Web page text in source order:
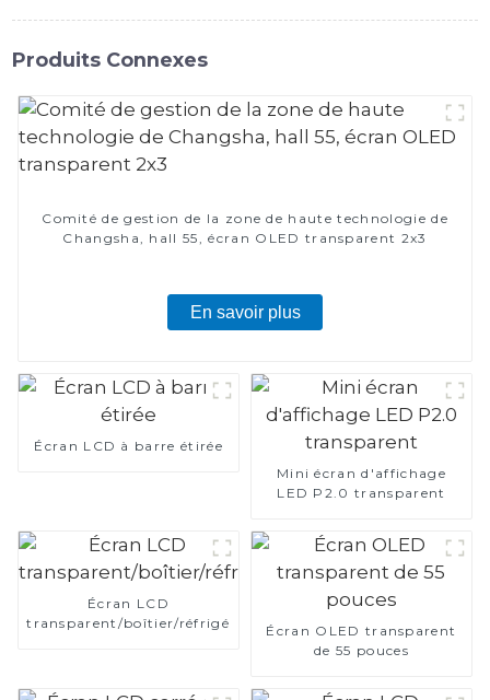
Produits Connexes
Comité de gestion de la zone de haute technologie de
Changsha, hall 55, écran OLED transparent 2x3
En savoir plus
Écran LCD à barre étirée
Mini écran d'affichage
LED P2.0 transparent
Écran LCD
transparent/boîtier/réfrigérateurÉcran OLED transparent
de 55 pouces